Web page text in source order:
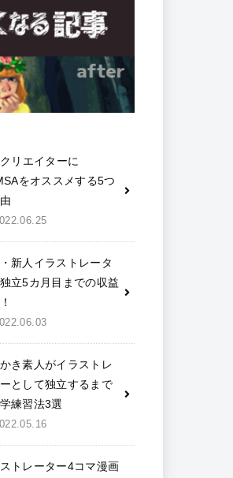
リエイターに
をオススメする5つ
新人イラストレータ
立5カ月目までの収益
き素人がイラストレ
として独立するまで
練習法3選
トレーター4コマ漫画